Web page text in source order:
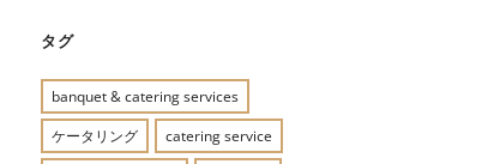
タグ
banquet & catering services
ケータリング
catering service